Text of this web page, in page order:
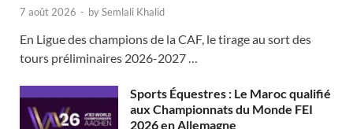
7 août 2026 - bySemlali Khalid
En Ligue des champions de la CAF, le tirage au sort des
tours préliminaires 2026-2027 …
Sports Équestres : Le Maroc qualifié
aux Championnats du Monde FEI
2026 en Allemagne